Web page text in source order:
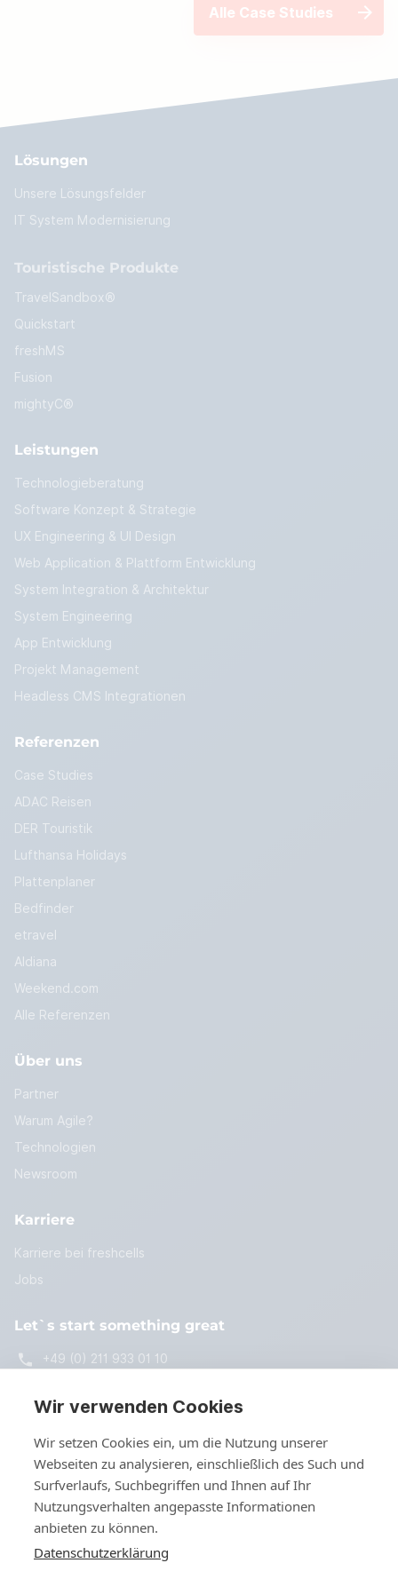
Alle Case Studies
Lösungen
Unsere Lösungsfelder
IT System Modernisierung
Touristische Produkte
TravelSandbox®
Quickstart
freshMS
Fusion
mightyC®
Leistungen
Technologieberatung
Software Konzept & Strategie
UX Engineering & UI Design
Web Application & Plattform Entwicklung
System Integration & Architektur
System Engineering
App Entwicklung
Projekt Management
Headless CMS Integrationen
Referenzen
Case Studies
ADAC Reisen
DER Touristik
Lufthansa Holidays
Plattenplaner
Bedfinder
etravel
Aldiana
Weekend.com
Alle Referenzen
Über uns
Partner
Warum Agile?
Technologien
Newsroom
Karriere
Karriere bei freshcells
Jobs
Let`s start something great
+49 (0) 211 933 01 10
start@freshcells.de
Kontakt
Wir verwenden Cookies
Wir setzen Cookies ein, um die Nutzung unserer
Webseiten zu analysieren, einschließlich des Such und
Surfverlaufs, Suchbegriffen und Ihnen auf Ihr
Nutzungsverhalten angepasste Informationen
anbieten zu können.
Datenschutzerklärung